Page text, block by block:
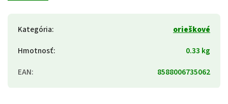
Kategória:
orieškové
Hmotnosť:
0.33 kg
EAN: 8588006735062